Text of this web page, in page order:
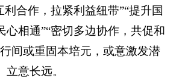
利合作，拉紧利益纽带”“提升国
心相通”“密切多边协作，共促和
间或重固本培元，或意激发潜
意长远。